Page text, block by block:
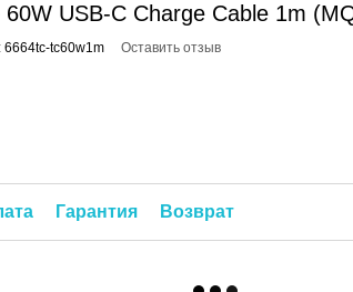
60W USB-C Charge Cable 1m
6664tc-tc60w1m Оставить отзыв
Гарантия Возврат